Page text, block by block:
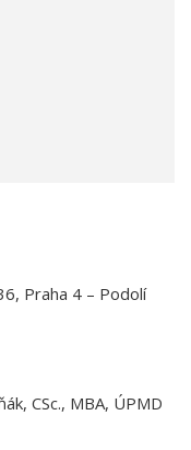
Praha 4 – Podolí
CSc., MBA, ÚPMD